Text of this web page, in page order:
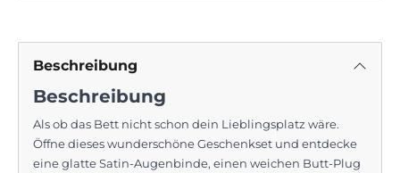
Beschreibung
Beschreibung
Als ob das Bett nicht schon dein Lieblingsplatz wäre.
Öffne dieses wunderschöne Geschenkset und entdecke
eine glatte Satin-Augenbinde, einen weichen Butt-Plug